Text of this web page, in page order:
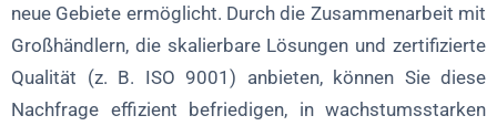
neue Gebiete ermöglicht. Durch die Zusammenarbeit mit
Großhändlern, die skalierbare Lösungen und zertifizierte
Qualität (z. B. ISO 9001) anbieten, können Sie diese
Nachfrage effizient befriedigen, in wachstumsstarken